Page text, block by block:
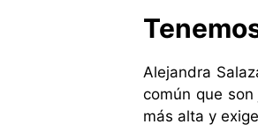
Alejandra
común que
más alta y